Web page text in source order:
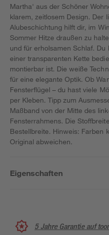
Martha' aus der Schöner
klarem, zeitlosem Design. Der
Alubeschichtung hilft dir, im
Sommer Hitze draußen zu
und für erholsamen Schlaf.
einer transparenten Kette
montierbar ist. Die weiße
für eine elegante Optik. Ob
Fensterflügel – du hast viele
per Kleben. Tipp zum
Maßband von der Mitte des
Fensterrahmens. Die
Bestellbreite. Hinweis: Farben
Original abweichen.
Eigenschaften
5 Jahre Garantie auf